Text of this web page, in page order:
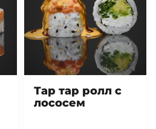
Тар тар ролл с
лососем